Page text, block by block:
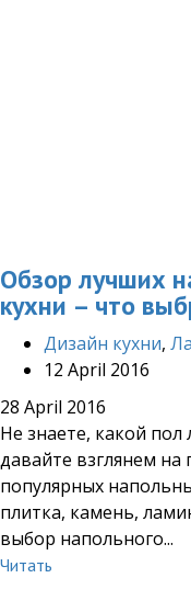
Обзор лучших
кухни – что
Дизайн кухни,
12 April 2016
28 April 2016
Не знаете, какой пол
давайте взглянем
популярных
плитка, камень,
выбор напольного...
Читать